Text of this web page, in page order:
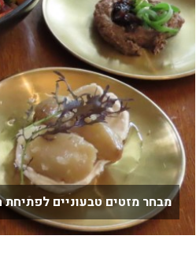
מבחר מזטים טבעוניים